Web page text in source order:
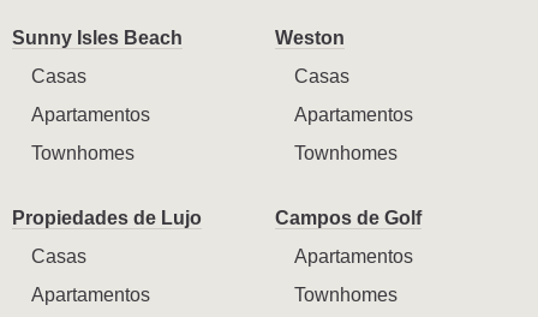
Sunny Isles Beach
Casas
Apartamentos
Townhomes
Weston
Casas
Apartamentos
Townhomes
Propiedades de Lujo
Casas
Apartamentos
Campos de Golf
Apartamentos
Townhomes